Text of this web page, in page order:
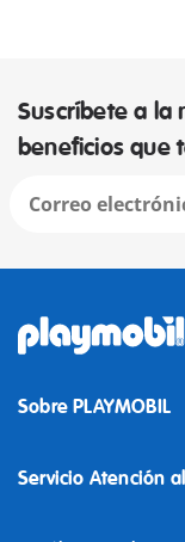
Suscríbete a la
beneficios que
Sobre PLAYMOBIL
Servicio Atención